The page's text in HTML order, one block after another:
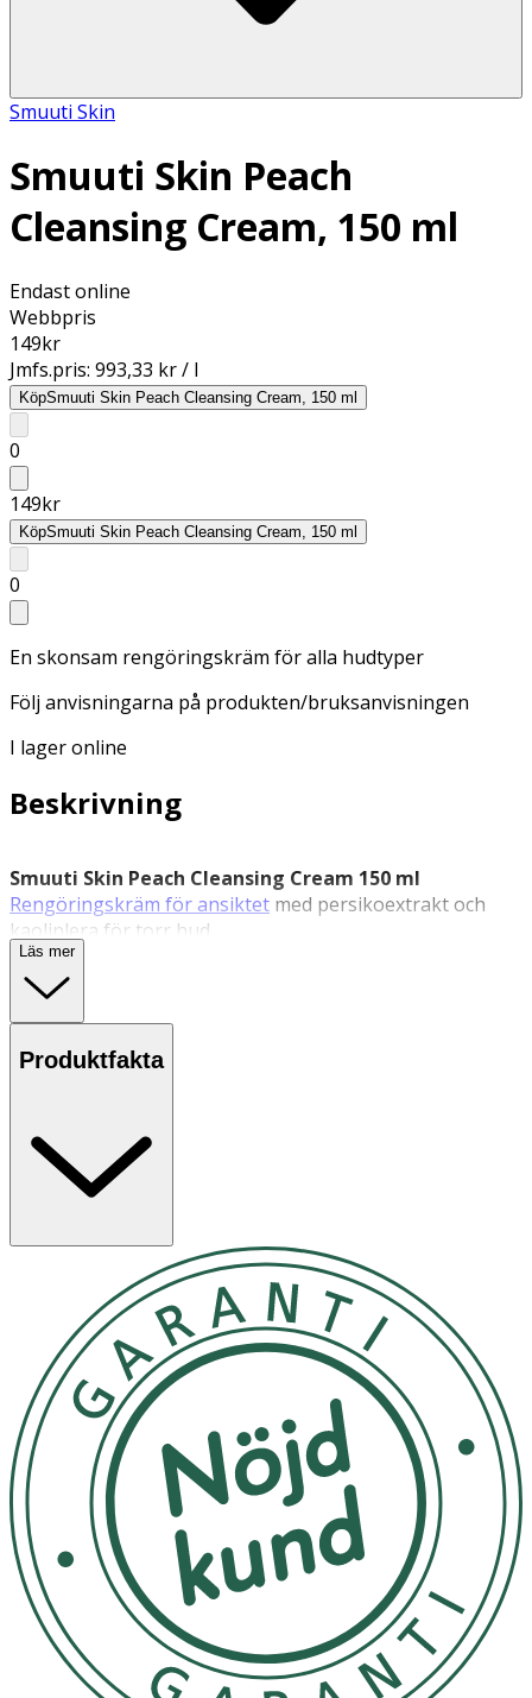
Smuuti Skin
Smuuti Skin Peach
Cleansing Cream, 150 ml
Endast online
Webbpris
149kr
Jmfs.pris: 993,33 kr / l
KöpSmuuti Skin Peach Cleansing Cream, 150 ml
0
149kr
KöpSmuuti Skin Peach Cleansing Cream, 150 ml
0
En skonsam rengöringskräm för alla hudtyper
Följ anvisningarna på produkten/bruksanvisningen
I lager online
Beskrivning
Smuuti Skin Peach Cleansing Cream 150 ml
Rengöringskräm för ansiktet med persikoextrakt och
kaolinlera för torr hud
Smuuti Skin Peach Cleansing Cream är en vattenbaserad
rengöringskräm med låg skumbildning som skonsamt
avlägsnar smuts och lätt makeup utan att torka ut
huden. Formulan har ett lågt pH-värde och innehåller
ansiktsrengöring
persikoextrakt ger näring och hjälper till att stärka
hudbarriären. Produkten är särskilt lämpad för torr hud
ingredienser av animaliskt ursprung.
· Rengör skonsamt utan att torka ut huden
· Innehåller kaolinlera, jojobaolja och persikoextrakt
· Stärker hudbarriären med hjälp av ceramider
· Passar alla hudtyper, särskilt torr hud
Användning
· Ta en liten mängd på fuktiga händer och löddra upp.
· Massera in i ansiktet med cirkelrörelser i cirka 30
sekunder.
· Skölj noggrant med vatten.
Läs mer
Produktfakta